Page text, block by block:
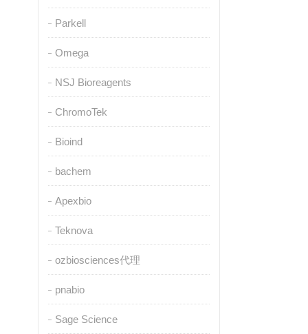
Parkell
Omega
NSJ Bioreagents
ChromoTek
Bioind
bachem
Apexbio
Teknova
ozbiosciences代理
pnabio
Sage Science